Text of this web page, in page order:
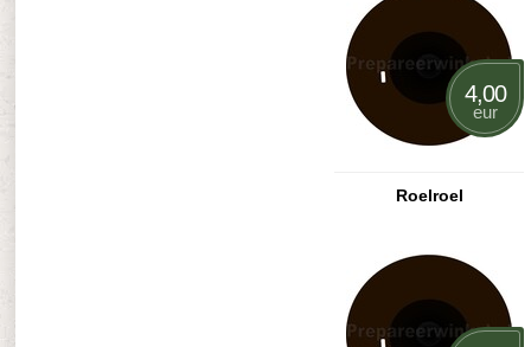
Roelroel
4,00
eur